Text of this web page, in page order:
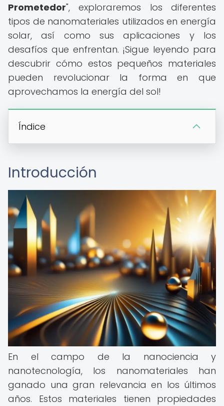
Prometedor", exploraremos los diferentes
tipos de nanomateriales utilizados en energía
solar, así como sus aplicaciones y los
desafíos que enfrentan. ¡Sigue leyendo para
descubrir cómo estos pequeños materiales
pueden revolucionar la forma en que
aprovechamos la energía del sol!
Índice
Introducción
En el campo de la nanociencia y
nanotecnología, los nanomateriales han
ganado una gran relevancia en los últimos
años. Estos materiales tienen propiedades